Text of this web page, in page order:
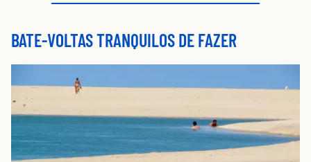
BATE-VOLTAS TRANQUILOS DE FAZER